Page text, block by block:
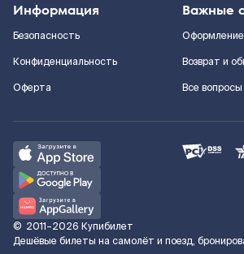
Информация
Безопасность
Конфиденциальность
Оферта
Важные
Оформление
Возврат и
Все
© 2011–2026 Купибилет
Дешёвые билеты на самолёт и поезд,